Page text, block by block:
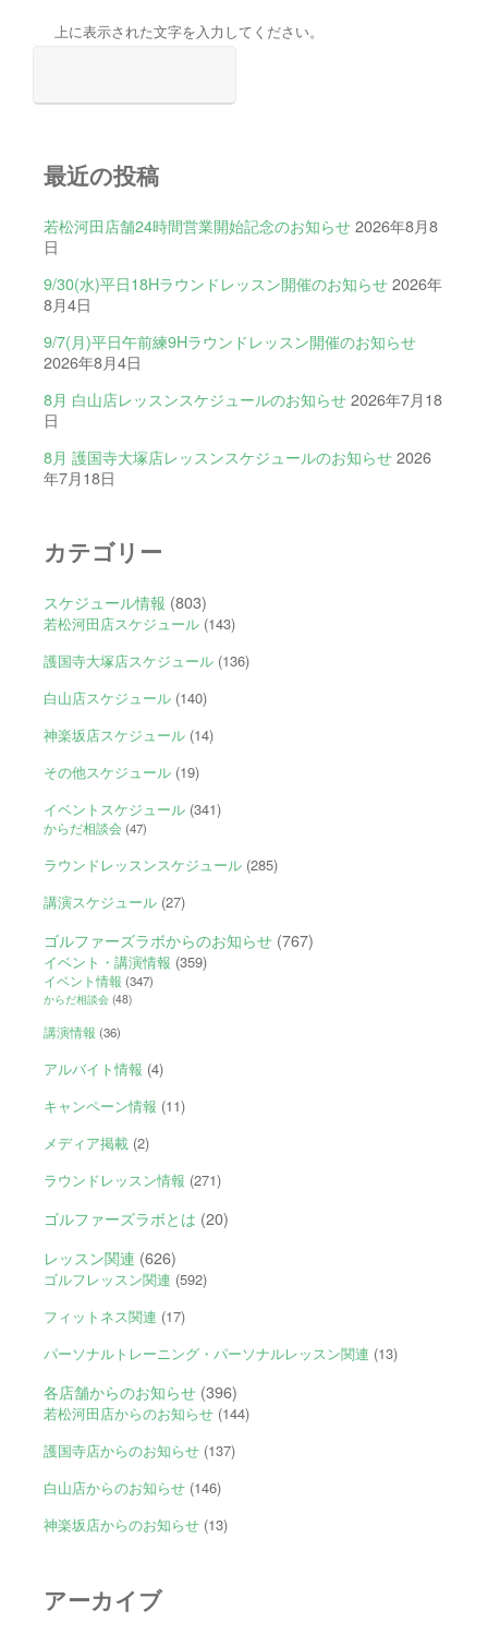
上に表示された文字を入力してください。
最近の投稿
若松河田店舗24時間営業開始記念のお知らせ 2026年8月8
日
9/30(水)平日18Hラウンドレッスン開催のお知らせ 2026年
8月4日
9/7(月)平日午前練9Hラウンドレッスン開催のお知らせ
2026年8月4日
8月 白山店レッスンスケジュールのお知らせ 2026年7月18
日
8月 護国寺大塚店レッスンスケジュールのお知らせ 2026
年7月18日
カテゴリー
スケジュール情報 (803)
若松河田店スケジュール(143)
護国寺大塚店スケジュール(136)
白山店スケジュール(140)
神楽坂店スケジュール(14)
その他スケジュール(19)
イベントスケジュール(341)
からだ相談会(47)
ラウンドレッスンスケジュール(285)
講演スケジュール(27)
ゴルファーズラボからのお知らせ(767)
イベント・講演情報 (359)
イベント情報 (347)
からだ相談会(48)
講演情報 (36)
アルバイト情報 (4)
キャンペーン情報 (11)
メディア掲載(2)
ラウンドレッスン情報 (271)
ゴルファーズラボとは (20)
レッスン関連 (626)
ゴルフレッスン関連 (592)
フィットネス関連 (17)
パーソナルトレーニング・パーソナルレッスン関連 (13)
各店舗からのお知らせ(396)
若松河田店からのお知らせ(144)
護国寺店からのお知らせ(137)
白山店からのお知らせ(146)
神楽坂店からのお知らせ(13)
アーカイブ